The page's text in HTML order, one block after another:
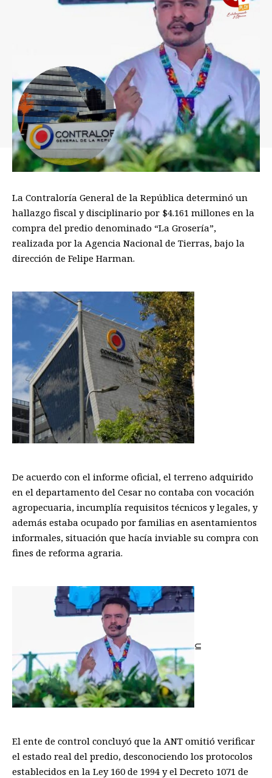
La Contraloría General de la República determinó un
hallazgo fiscal y disciplinario por $4.161 millones en la
compra del predio denominado “La Grosería”,
realizada por la Agencia Nacional de Tierras, bajo la
dirección de Felipe Harman.
De acuerdo con el informe oficial, el terreno adquirido
en el departamento del Cesar no contaba con vocación
agropecuaria, incumplía requisitos técnicos y legales, y
además estaba ocupado por familias en asentamientos
informales, situación que hacía inviable su compra con
fines de reforma agraria.
⊆
El ente de control concluyó que la ANT omitió verificar
el estado real del predio, desconociendo los protocolos
establecidos en la Ley 160 de 1994 y el Decreto 1071 de